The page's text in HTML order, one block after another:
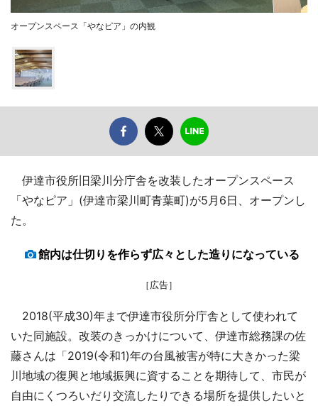
オープンスペース「やなピア」の内観
伊達市役所旧梁川分庁舎を改装したオープンスペース
「やなピア」(伊達市梁川町青葉町)が5月6日、オープンし
た。
館内は仕切りを作らず広々とした造りになっている
［広告］
2018(平成30)年まで伊達市役所分庁舎として使われて
いた同施設。改装のきっかけについて、伊達市総務課の佐
藤さんは「2019(令和1)年の台風被害が特に大きかった梁
川地域の復興と地域振興に資することを期待して、市民が
自由にくつろいだり交流したりできる場所を提供したいと